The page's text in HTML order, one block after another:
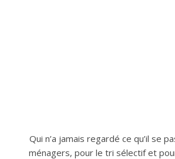
Qui n’a jamais regardé ce qu’il se
ménagers, pour le tri sélectif et